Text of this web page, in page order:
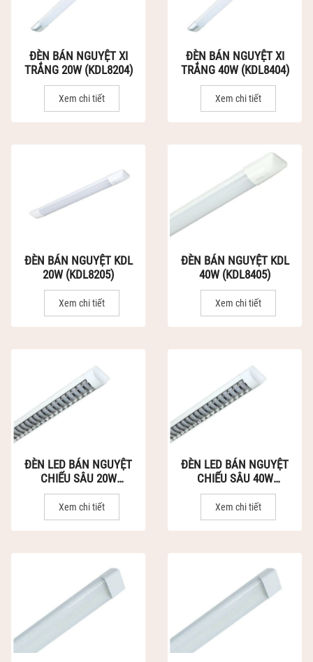
ĐÈN BÁN NGUYỆT XI
TRẮNG 20W (KDL8204)
Xem chi tiết
ĐÈN BÁN NGUYỆT XI
TRẮNG 40W (KDL8404)
Xem chi tiết
ĐÈN BÁN NGUYỆT KDL
20W (KDL8205)
Xem chi tiết
ĐÈN BÁN NGUYỆT KDL
40W (KDL8405)
Xem chi tiết
ĐÈN LED BÁN NGUYỆT
CHIẾU SÂU 20W
(KDLD8202)
Xem chi tiết
ĐÈN LED BÁN NGUYỆT
CHIẾU SÂU 40W
(KDLD8402)
Xem chi tiết